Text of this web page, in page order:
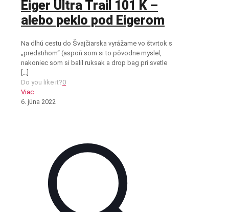
Eiger Ultra Trail 101 K –
alebo peklo pod Eigerom
Na dlhú cestu do Švajčiarska vyrážame vo štvrtok s
„predstihom“ (aspoň som si to pôvodne myslel,
nakoniec som si balil ruksak a drop bag pri svetle
[…]
Do you like it?0
Viac
6. júna 2022